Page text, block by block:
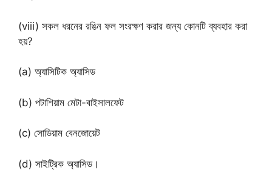
(viii) সকল ধরনের রঙিন ফল সংরক্ষণ করার জন্য কোনটি ব্যবহার করা
হয়?
(a) অ্যাসিটিক অ্যাসিড
(b) পটাশিয়াম মেটা-বাইসালফেট
(c) সোডিয়াম বেনজোয়েট
(d) সাইট্রিক অ্যাসিড।